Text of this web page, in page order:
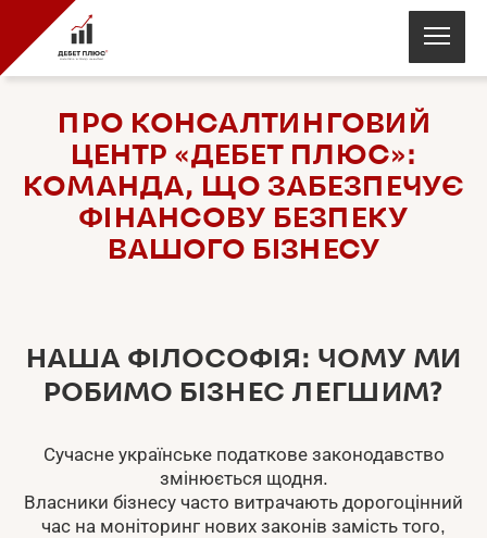
ПРО КОНСАЛТИНГОВИЙ
ЦЕНТР «ДЕБЕТ ПЛЮС»:
КОМАНДА, ЩО ЗАБЕЗПЕЧУЄ
ФІНАНСОВУ БЕЗПЕКУ
ВАШОГО БІЗНЕСУ
НАША ФІЛОСОФІЯ: ЧОМУ МИ
РОБИМО БІЗНЕС ЛЕГШИМ?
Сучасне українське податкове законодавство
змінюється щодня.
Власники бізнесу часто витрачають дорогоцінний
час на моніторинг нових законів замість того,